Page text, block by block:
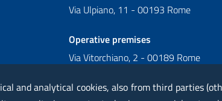
Via Ulpiano, 11 - 00193 Rome
Operative premises
Via Vitorchiano, 2 - 00189 Rome
and analytical cookies, also from third parties